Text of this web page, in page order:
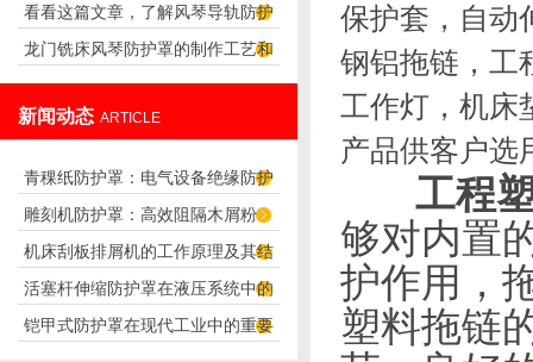
看看这篇文章，了解风琴导轨防护
罩的特性
龙门铣床风琴防护罩的制作工艺和
新闻动态 ARTICLE
青稞纸防护罩：电气设备绝缘防护
专用方案
雕刻机防护罩：高效阻隔木屑粉
尘，守护设备精度与安全
机床刮板排屑机的工作原理及其结
构分析
活塞杆伸缩防护罩在液压系统中的
应用
铠甲式防护罩在现代工业中的重要
保护套，自动
钢铝拖链，工
工作灯，机床
产品供客户选
工程
够对内置
护作用，
塑料拖链